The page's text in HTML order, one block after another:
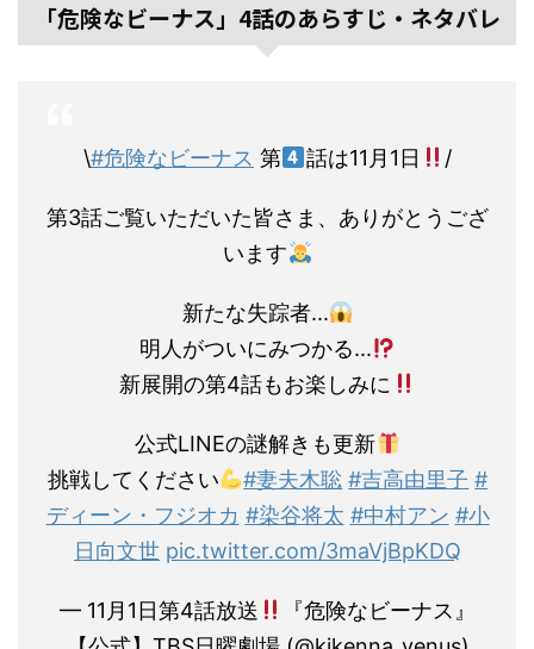
「危険なビーナス」4話のあらすじ・ネタバレ
\#危険なビーナス 第 話は11月1日 /
第3話ご覧いただいた皆さま、ありがとうござ
います
新たな失踪者...
明人がついにみつかる...
新展開の第4話もお楽しみに
公式LINEの謎解きも更新
挑戦してください
#妻夫木聡 #吉高由里子 #
ディーン・フジオカ #染谷将太 #中村アン #小
日向文世 pic.twitter.com/3maVjBpKDQ
— 11月1日第4話放送
『危険なビーナス』